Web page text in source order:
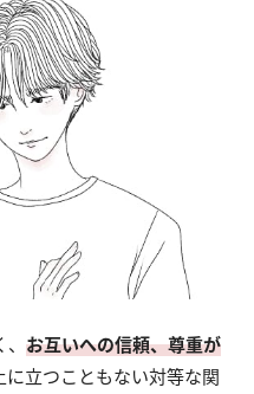
お互いへの信頼、尊重が
に立つこともない対等な関